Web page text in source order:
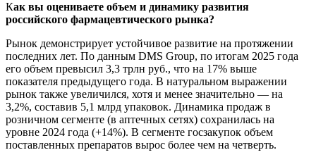
Как вы оцениваете объем и динамику развития
российского фармацевтического рынка?
Рынок демонстрирует устойчивое развитие на протяжении
последних лет. По данным DMS Group, по итогам 2025 года
его объем превысил 3,3 трлн руб., что на 17% выше
показателя предыдущего года. В натуральном выражении
рынок также увеличился, хотя и менее значительно — на
3,2%, составив 5,1 млрд упаковок. Динамика продаж в
розничном сегменте (в аптечных сетях) сохранилась на
уровне 2024 года (+14%). В сегменте госзакупок объем
поставленных препаратов вырос более чем на четверть.